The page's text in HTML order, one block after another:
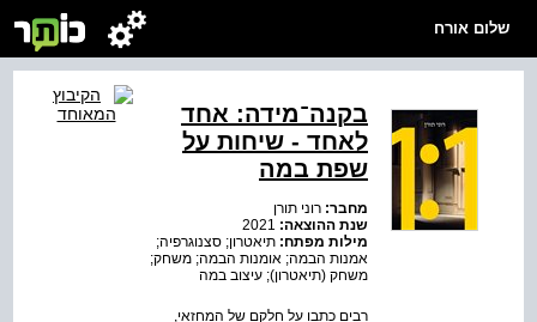
שלום אורח
בקנה־מידה: אחד
לאחד - שיחות על
שפת במה
מחבר: רוני תורן
שנת ההוצאה:
מילות מפתח: תיאטרון; סצנוגרפיה;
אמנות הבמה; אומנות הבמה; משחק;
משחק (תיאטרון); עיצוב במה
רבים כתבו על חלקם של המחזאי,